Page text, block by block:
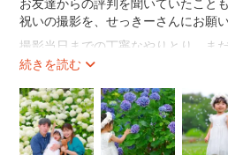
続きを読む
お友達からの評判を聞いていたこと
祝いの撮影を、せっきーさんにお願
撮影当日までの丁寧なやりとり、ま
体調面等もご配慮いただけたおかげ
所謂イヤイヤ期で中々じっと出来ず
の機嫌も尊重してくださり、次第に
に。